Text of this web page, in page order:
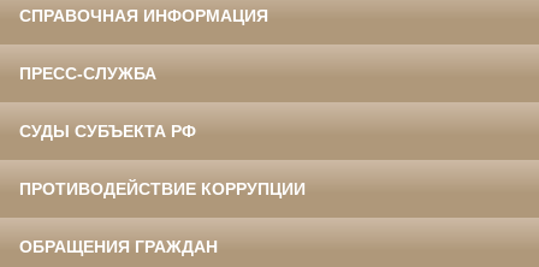
СПРАВОЧНАЯ ИНФОРМАЦИЯ
ПРЕСС-СЛУЖБА
СУДЫ СУБЪЕКТА РФ
ПРОТИВОДЕЙСТВИЕ КОРРУПЦИИ
ОБРАЩЕНИЯ ГРАЖДАН